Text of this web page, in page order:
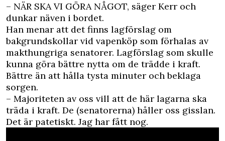
– NÄR SKA VI GÖRA NÅGOT, säger Kerr och
dunkar näven i bordet.
Han menar att det finns lagförslag om
bakgrundskollar vid vapenköp som förhalas av
makthungriga senatorer. Lagförslag som skulle
kunna göra bättre nytta om de trädde i kraft.
Bättre än att hålla tysta minuter och beklaga
sorgen.
– Majoriteten av oss vill att de här lagarna ska
träda i kraft. De (senatorerna) håller oss gisslan.
Det är patetiskt. Jag har fått nog.